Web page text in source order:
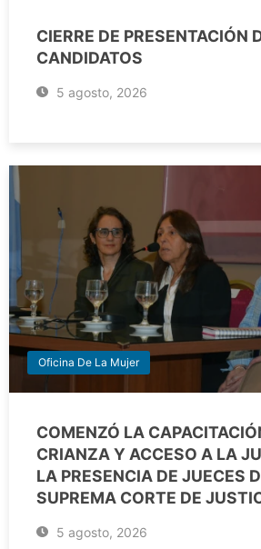
CIERRE DE PRESENTACIÓN
CANDIDATOS
5 agosto, 2026
Oficina De La Mujer
COMENZÓ LA
CRIANZA Y ACCESO A LA
LA PRESENCIA DE JUECES
SUPREMA CORTE DE
5 agosto, 2026